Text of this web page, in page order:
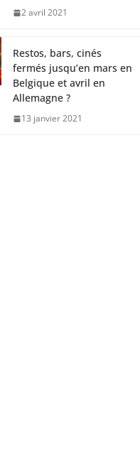
2 avril 2021
Restos, bars, cinés
fermés jusqu’en mars en
Belgique et avril en
Allemagne ?
13 janvier 2021